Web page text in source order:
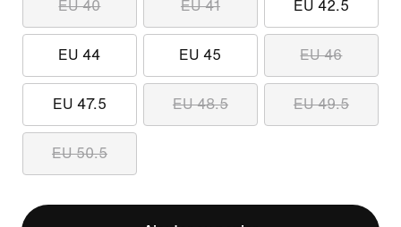
EU 40 EU 41 EU 42.5
EU 44 EU 45 EU 46
EU 47.5 EU 48.5 EU 49.5
EU 50.5